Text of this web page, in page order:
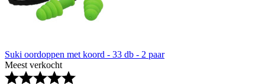
Suki oordoppen met koord - 33 db - 2 paar
Meest verkocht